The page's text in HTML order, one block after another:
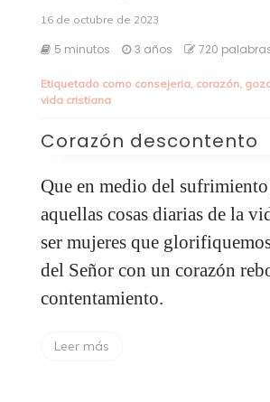
16 de octubre de 2023
5 minutos 3 años 720
Etiquetado como consejeria, corazón,
vida cristiana
Corazón descontento
Que en medio del
aquellas cosas diarias de la
ser mujeres que
del Señor con un corazón
contentamiento.
Leer más